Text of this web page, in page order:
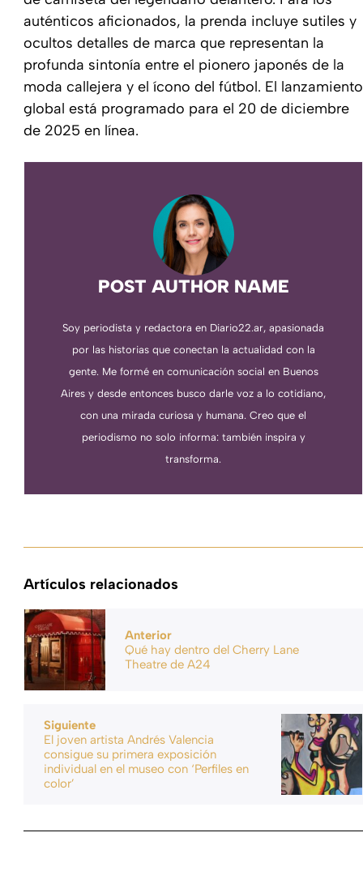
auténticos aficionados, la prenda incluye sutiles y
ocultos detalles de marca que representan la
profunda sintonía entre el pionero japonés de la
moda callejera y el ícono del fútbol. El lanzamiento
global está programado para el 20 de diciembre
de 2025 en línea.
POST AUTHOR NAME
Soy periodista y redactora en Diario22.ar, apasionada
por las historias que conectan la actualidad con la
gente. Me formé en comunicación social en Buenos
Aires y desde entonces busco darle voz a lo cotidiano,
con una mirada curiosa y humana. Creo que el
periodismo no solo informa: también inspira y
transforma.
Artículos relacionados
Anterior
Qué hay dentro del Cherry Lane
Theatre de A24
Siguiente
El joven artista Andrés Valencia
consigue su primera exposición
individual en el museo con ‘Perfiles en
color’